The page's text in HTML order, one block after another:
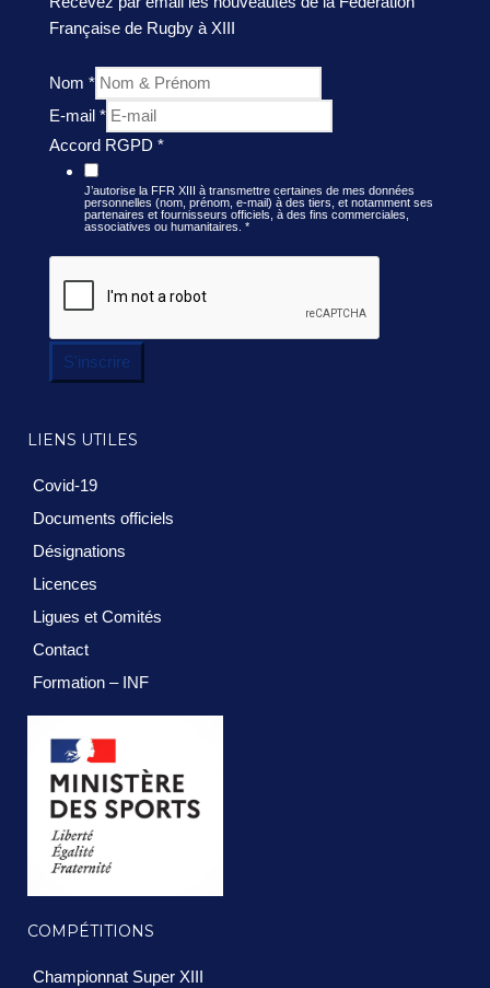
Française de Rugby à XIII
Nom *
E-mail *
Accord RGPD *
J’autorise la FFR XIII à transmettre certaines de mes données
personnelles (nom, prénom, e-mail) à des tiers, et notamment ses
partenaires et fournisseurs officiels, à des fins commerciales,
associatives ou humanitaires. *
S'inscrire
LIENS UTILES
Covid-19
Documents officiels
Désignations
Licences
Ligues et Comités
Contact
Formation – INF
COMPÉTITIONS
Championnat Super XIII